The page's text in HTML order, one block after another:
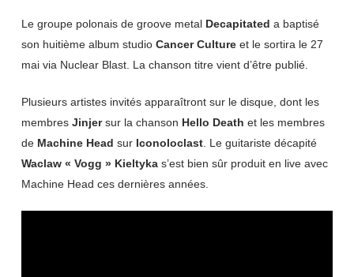
Le groupe polonais de groove metal Decapitated a baptisé
son huitième album studio Cancer Cultureet le sortira le 27
mai via Nuclear Blast. La chanson titre vient d’être publié.
Plusieurs artistes invités apparaîtront sur le disque, dont les
membres Jinjersur la chanson Hello Death et les membres
de Machine Head sur Iconoloclast. Le guitariste décapité
Waclaw « Vogg » Kieltykas’est bien sûr produit en live avec
Machine Head ces dernières années.